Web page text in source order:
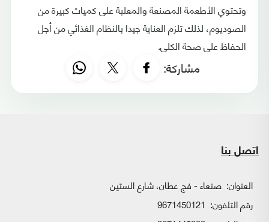
وتحتوي الأطعمة المصنعة والمعلبة على كميات كبيرة من
الصوديوم، لذلك تلزم العناية جيدا بالنظام الغذائي من أجل
الحفاظ على صحة الكلى.
مشاركة:
اتصل بنا
العنوان: صنعاء - فج عطان، شارع الستين
رقم التلفون: 9671450121